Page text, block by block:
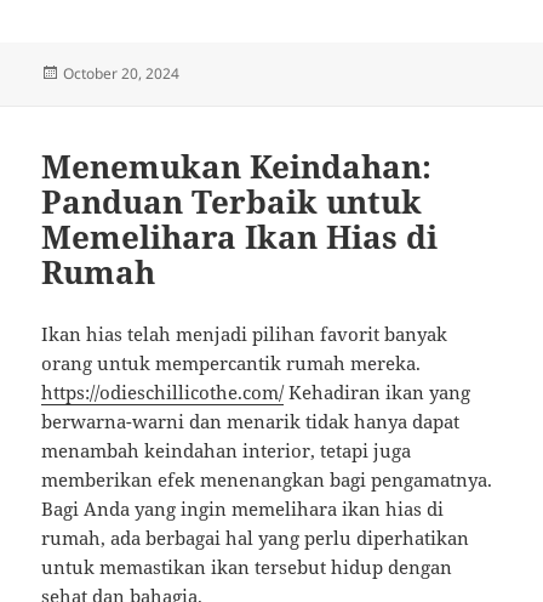
Posted
October 20, 2024
Menemukan Keindahan:
Panduan Terbaik untuk
Memelihara Ikan Hias di
Rumah
Ikan hias telah menjadi pilihan favorit banyak
orang untuk mempercantik rumah mereka.
https://odieschillicothe.com/Kehadiran ikan yang
berwarna-warni dan menarik tidak hanya dapat
menambah keindahan interior, tetapi juga
memberikan efek menenangkan bagi pengamatnya.
Bagi Anda yang ingin memelihara ikan hias di
rumah, ada berbagai hal yang perlu diperhatikan
untuk memastikan ikan tersebut hidup dengan
sehat dan bahagia.